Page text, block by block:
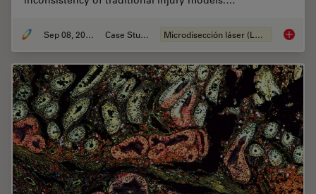
Sep 08, 2025 Case Study Microdisección láser (LMD) A